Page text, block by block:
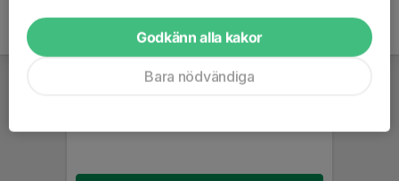
Godkänn alla kakor
Bara nödvändiga